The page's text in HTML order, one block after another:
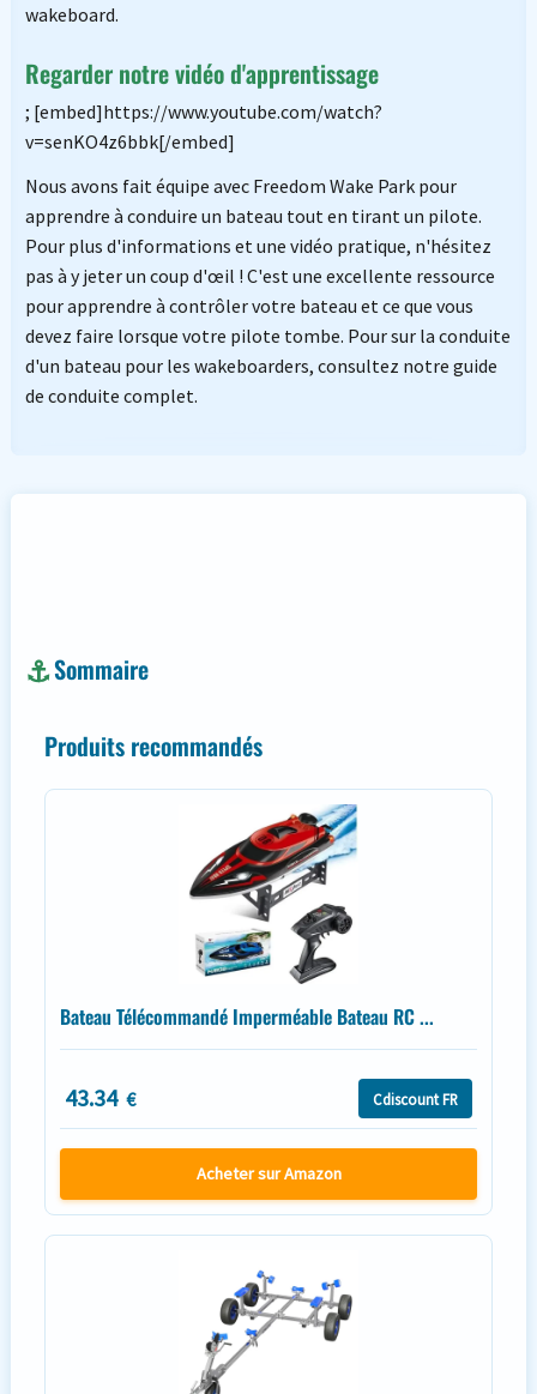
wakeboard.
Regarder notre vidéo d'apprentissage
; [embed]https://www.youtube.com/watch?
v=senKO4z6bbk[/embed]
Nous avons fait équipe avec Freedom Wake Park pour
apprendre à conduire un bateau tout en tirant un pilote.
Pour plus d'informations et une vidéo pratique, n'hésitez
pas à y jeter un coup d'œil ! C'est une excellente ressource
pour apprendre à contrôler votre bateau et ce que vous
devez faire lorsque votre pilote tombe. Pour sur la conduite
d'un bateau pour les wakeboarders, consultez notre guide
de conduite complet.
Sommaire
Produits recommandés
Bateau Télécommandé Imperméable Bateau RC ...
43.34 € Cdiscount FR
Acheter sur Amazon